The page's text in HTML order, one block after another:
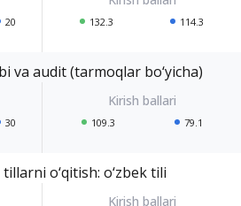
20 132.3 114.3
va audit (tarmoqlar bo‘yicha)
30 109.3 79.1
o‘qitish: o‘zbek tili